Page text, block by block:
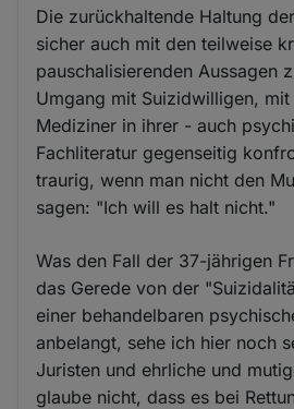
Die zurückhaltende Haltung
sicher auch mit den teilweise
pauschalisierenden Aussagen
Umgang mit Suizidwilligen,
Mediziner in ihrer - auch
Fachliteratur gegenseitig
traurig, wenn man nicht den
sagen: "Ich will es halt nicht."
Was den Fall der 37-jährigen
das Gerede von der
einer behandelbaren
anbelangt, sehe ich hier noch
Juristen und ehrliche und
glaube nicht, dass es bei